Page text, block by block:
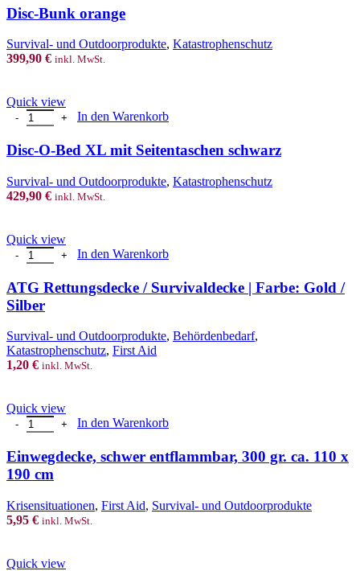
Disc-Bunk orange
Survival- und Outdoorprodukte, Katastrophenschutz
399,90 € inkl. MwSt.
Quick view
Disc-O-Bed XL mit Seitentaschen schwarz Menge
In den Warenkorb
Disc-O-Bed XL mit Seitentaschen schwarz
Survival- und Outdoorprodukte, Katastrophenschutz
429,90 € inkl. MwSt.
Quick view
ATG Rettungsdecke / Survivaldecke | Farbe: Gold / Silber Menge
In den Warenkorb
ATG Rettungsdecke / Survivaldecke | Farbe: Gold /
Silber
Survival- und Outdoorprodukte, Behördenbedarf,
Katastrophenschutz, First Aid
1,20 € inkl. MwSt.
Quick view
Einwegdecke, schwer entflammbar, 300 gr. ca. 110 x 190 cm Menge
In den Warenkorb
Einwegdecke, schwer entflammbar, 300 gr. ca. 110 x
190 cm
Krisensituationen, First Aid, Survival- und Outdoorprodukte
5,95 € inkl. MwSt.
Quick view